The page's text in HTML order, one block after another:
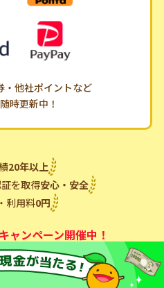
・他社ポイントなど
時更新中！
20年以上
を取得安心・安全
利用料0円
ャンペーン開催中！